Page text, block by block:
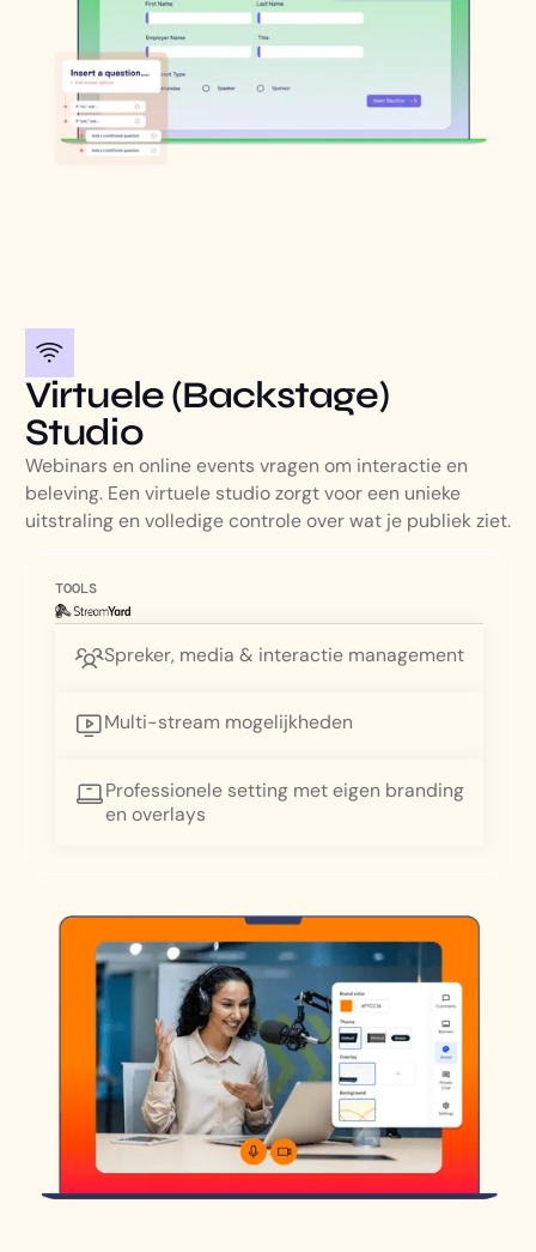
Virtuele (Backstage)
Studio
Webinars en online events vragen om interactie en
beleving. Een virtuele studio zorgt voor een unieke
uitstraling en volledige controle over wat je publiek ziet.
TOOLS
Spreker, media & interactie management
Multi-stream mogelijkheden
Professionele setting met eigen branding
en overlays